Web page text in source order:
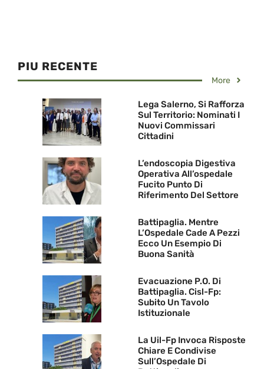
PIU RECENTE
More
Lega Salerno, Si Rafforza
Sul Territorio: Nominati I
Nuovi Commissari
Cittadini
L’endoscopia Digestiva
Operativa All’ospedale
Fucito Punto Di
Riferimento Del Settore
Battipaglia. Mentre
L’Ospedale Cade A Pezzi
Ecco Un Esempio Di
Buona Sanità
Evacuazione P.O. Di
Battipaglia. Cisl-Fp:
Subito Un Tavolo
Istituzionale
La Uil-Fp Invoca Risposte
Chiare E Condivise
Sull’Ospedale Di